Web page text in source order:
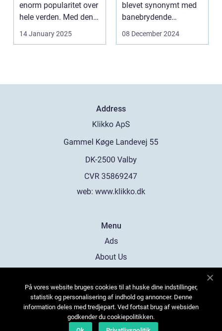
enorm popularitet over
hele verden. Med den
teknolog...
14 January 2025
blevet synonymt med
banebrydende
innovation inden for
08 December 2024
Address
web: www.klikko.dk
Menu
Ads
About Us
Contact
Sitemap
På vores website bruges cookies til at huske dine indstillinger,
statistik og personalisering af indhold og annoncer. Denne
information deles med tredjepart. Ved fortsat brug af websiden
godkender du cookiepolitikken.